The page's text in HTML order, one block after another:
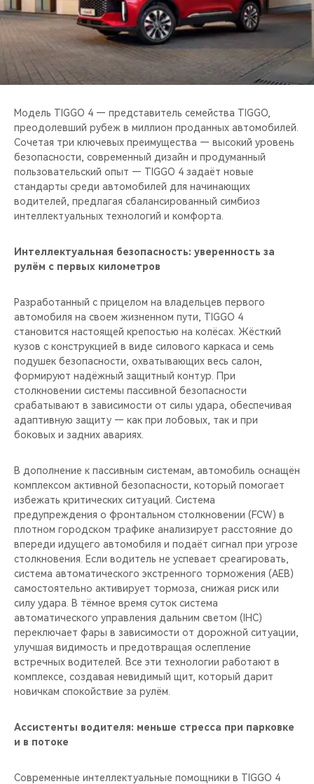
CHERY И СПОРТ
НАШИ МЕРОПРИЯТИЯ
ВИДЕООБЗОРЫ
CHERY ДЛЯ ДЕТЕЙ
Модель TIGGO 4 — представитель семейства TIGGO,
преодолевший рубеж в миллион проданных автомобилей.
Сочетая три ключевых преимущества — высокий уровень
безопасности, современный дизайн и продуманный
пользовательский опыт — TIGGO 4 задаёт новые
стандарты среди автомобилей для начинающих
водителей, предлагая сбалансированный симбиоз
интеллектуальных технологий и комфорта.
Интеллектуальная безопасность: уверенность за
рулём с первых километров
Разработанный с прицелом на владельцев первого
автомобиля на своем жизненном пути, TIGGO 4
становится настоящей крепостью на колёсах. Жёсткий
кузов с конструкцией в виде силового каркаса и семь
подушек безопасности, охватывающих весь салон,
формируют надёжный защитный контур. При
столкновении системы пассивной безопасности
срабатывают в зависимости от силы удара, обеспечивая
адаптивную защиту — как при лобовых, так и при
боковых и задних авариях.
В дополнение к пассивным системам, автомобиль оснащён
комплексом активной безопасности, который помогает
избежать критических ситуаций. Система
предупреждения о фронтальном столкновении (FCW) в
плотном городском трафике анализирует расстояние до
впереди идущего автомобиля и подаёт сигнал при угрозе
столкновения. Если водитель не успевает среагировать,
система автоматического экстренного торможения (AEB)
самостоятельно активирует тормоза, снижая риск или
силу удара. В тёмное время суток система
автоматического управления дальним светом (IHC)
переключает фары в зависимости от дорожной ситуации,
улучшая видимость и предотвращая ослепление
встречных водителей. Все эти технологии работают в
комплексе, создавая невидимый щит, который дарит
новичкам спокойствие за рулём.
Ассистенты водителя: меньше стресса при парковке
и в потоке
Современные интеллектуальные помощники в TIGGO 4